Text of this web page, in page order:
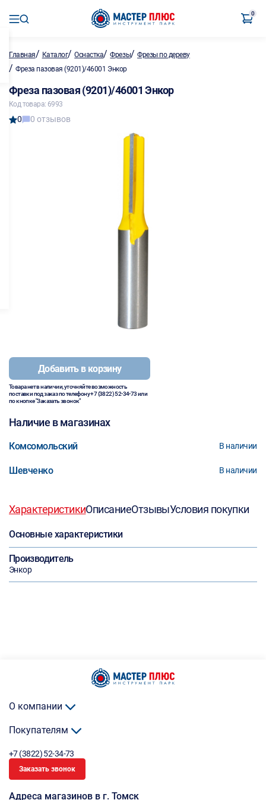
0
Главная/ Каталог/Оснастка/Фрезы/Фрезы по дереву
/ Фреза пазовая (9201)/46001 Энкор
Фреза пазовая (9201)/46001 Энкор
Код товара: 6993
0 0 отзывов
Добавить в корзину
Товара нет в наличии, уточняйте возможность
поставки под заказ по телефону+7 (3822) 52-34-73или
по кнопке "Заказать звонок"
Наличие в магазинах
Комсомольский В наличии
Шевченко В наличии
ХарактеристикиОписаниеОтзывыУсловия покупки
Основные характеристики
Производитель
Энкор
О компании
Покупателям
+7 (3822) 52-34-73
Заказать звонок
Адреса магазинов в г. Томск